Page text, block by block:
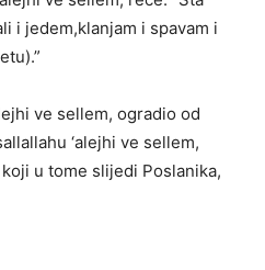
i jedem,klanjam i spavam i
ve sellem, ogradio od
‘alejhi ve sellem,
u tome slijedi Poslanika,